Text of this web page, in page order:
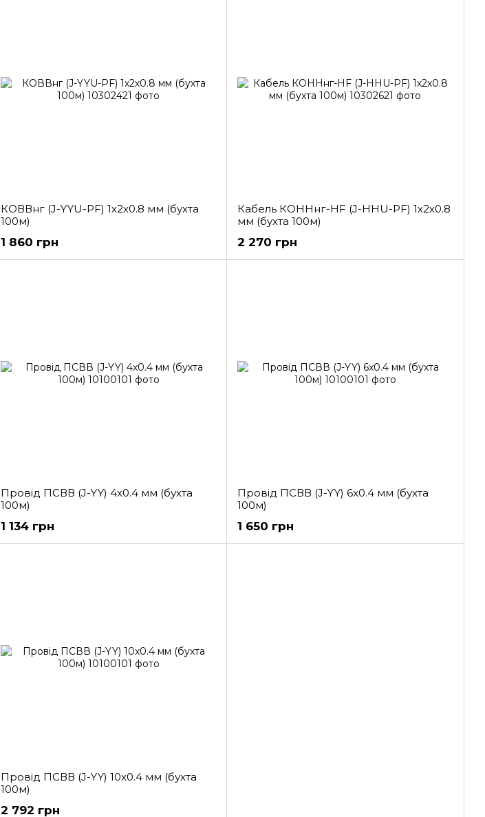
КОВВнг (J-YYU-PF) 1х2х0.8 мм (бухта
100м)
1 860 грн
Кабель КОННнг-HF (J-HHU-PF) 1х2х0.8
мм (бухта 100м)
2 270 грн
Провід ПСВВ (J-YY) 4x0.4 мм (бухта
100м)
1 134 грн
Провід ПСВВ (J-YY) 6x0.4 мм (бухта
100м)
1 650 грн
Провід ПСВВ (J-YY) 10x0.4 мм (бухта
100м)
2 792 грн